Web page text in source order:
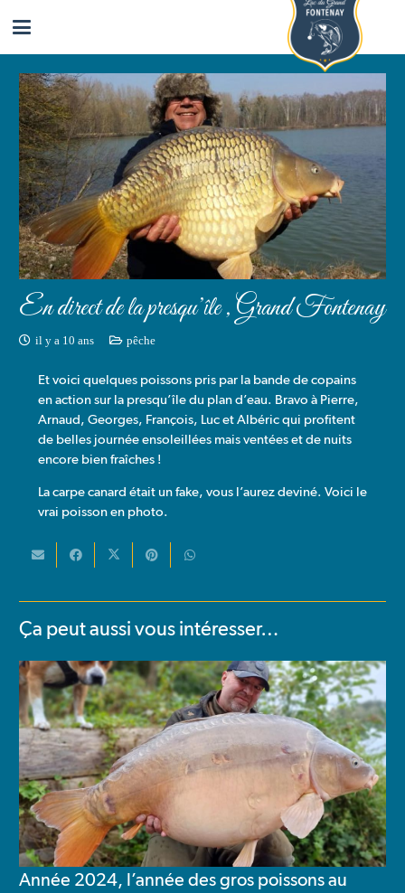
En direct de la presqu’île , Grand Fontenay
il y a 10 ans pêche
Et voici quelques poissons pris par la bande de copains
en action sur la presqu’île du plan d’eau. Bravo à Pierre,
Arnaud, Georges, François, Luc et Albéric qui profitent
de belles journée ensoleillées mais ventées et de nuits
encore bien fraîches !
La carpe canard était un fake, vous l’aurez deviné. Voici le
vrai poisson en photo.
Ça peut aussi vous intéresser…
Année 2024, l’année des gros poissons au